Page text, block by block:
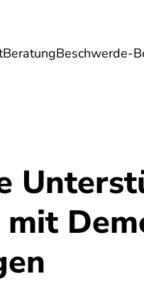
BeratungBeschwerde-
Umwelt
mit